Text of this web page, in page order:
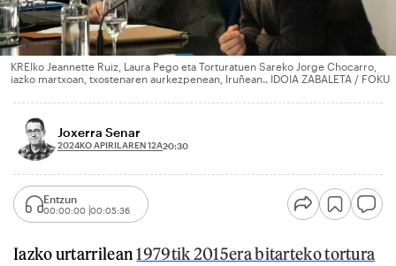
KREIko Jeannette Ruiz, Laura Pego eta Torturatuen Sareko Jorge Chocarro,
iazko martxoan, txostenaren aurkezpenean, Iruñean.. IDOIA ZABALETA / FOKU
Joxerra Senar
2024KO APIRILAREN 12A20:30
Entzun
00:00:00 00:05:36
Iazko urtarrilean1979tik 2015era bitarteko tortura